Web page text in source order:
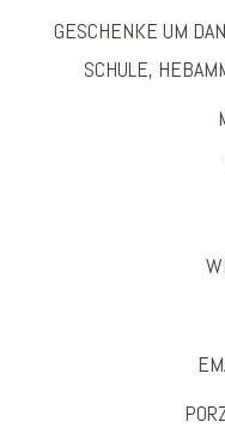
GESCHENKE UM
SCHULE,